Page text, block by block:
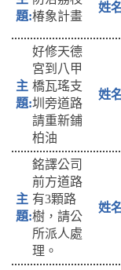
椿象計畫
好修天德
宮到八甲
橋瓦瑤支
圳旁道路
請重新鋪
柏油
銘譯公司
前方道路
有3顆路
樹，請公
所派人處
理。